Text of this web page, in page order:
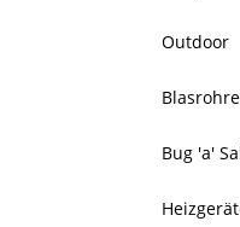
Outdoor
Bug 'a'